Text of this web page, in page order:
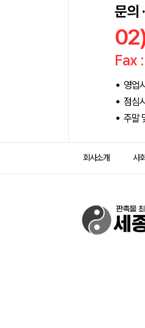
문의
Fax
영업
점심
주말
회사소개 사